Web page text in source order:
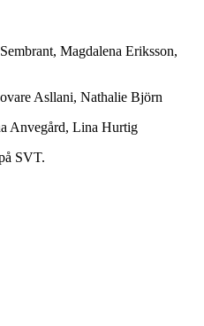
Magdalena Eriksson,
Asllani, Nathalie Björn
Anvegård, Lina Hurtig
SVT.